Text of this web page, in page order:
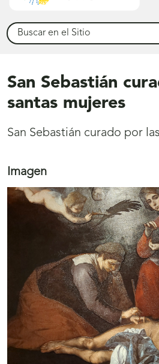
Buscar
San Sebastián
santas mujeres
San Sebastián curado por
Imagen